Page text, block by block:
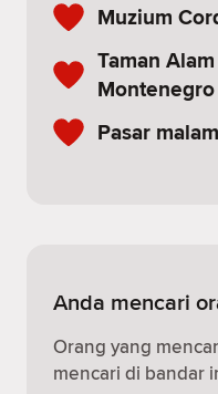
Muzium
Taman
Montenegro
Pasar malam
Anda mencari
Orang yang
mencari di bandar